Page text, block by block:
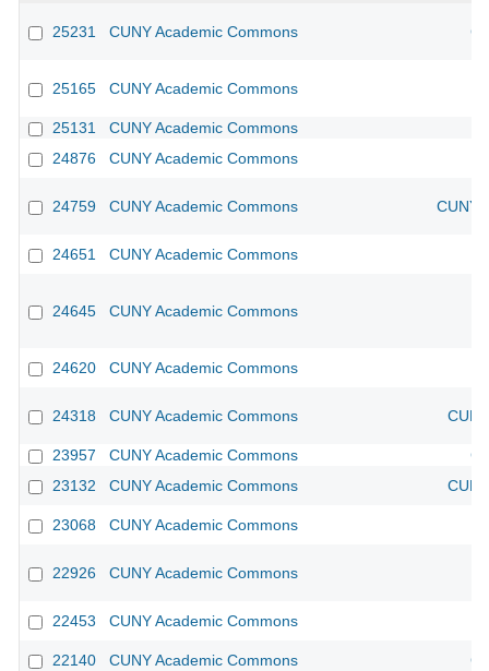
25231 CUNY Academic Commons
25165 CUNY Academic Commons
25131
CUNY Academic Commons
24876
CUNY Academic Commons
24759 CUNY Academic Commons CUNY
24651 CUNY Academic Commons
24645 CUNY Academic Commons
24620 CUNY Academic Commons
24318 CUNY Academic Commons
23957 CUNY Academic Commons
23132
CUNY Academic Commons
23068 CUNY Academic Commons
22926 CUNY Academic Commons
22453 CUNY Academic Commons
22140 CUNY Academic Commons